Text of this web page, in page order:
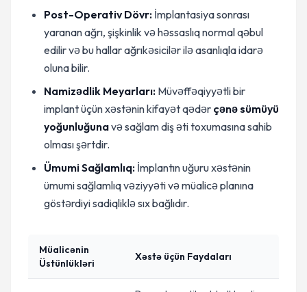
Post-Operativ Dövr: İmplantasiya sonrası
yaranan ağrı, şişkinlik və həssaslıq normal qəbul
edilir və bu hallar ağrıkəsicilər ilə asanlıqla idarə
oluna bilir.
Namizədlik Meyarları: Müvəffəqiyyətli bir
implant üçün xəstənin kifayət qədər çənə sümüyü
yoğunluğunavə sağlam diş əti toxumasına sahib
olması şərtdir.
Ümumi Sağlamlıq: İmplantın uğuru xəstənin
ümumi sağlamlıq vəziyyəti və müalicə planına
göstərdiyi sadiqliklə sıx bağlıdır.
Müalicənin
Üstünlükləri
Xəstə üçün Faydaları